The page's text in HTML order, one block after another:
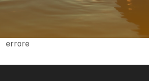
errore